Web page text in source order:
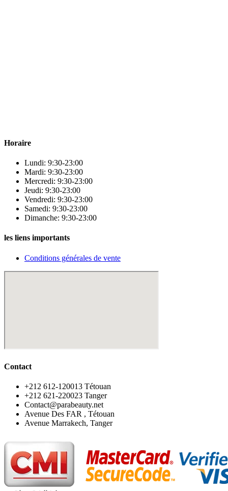
Horaire
Lundi: 9:30-23:00
Mardi: 9:30-23:00
Mercredi: 9:30-23:00
Jeudi: 9:30-23:00
Vendredi: 9:30-23:00
Samedi: 9:30-23:00
Dimanche: 9:30-23:00
les liens importants
Conditions générales de vente
Contact
‪+212 612-120013 Tétouan
‪+212 621-220023 Tanger
Contact@parabeauty.net
Avenue Des FAR , Tétouan
Avenue Marrakech, Tanger